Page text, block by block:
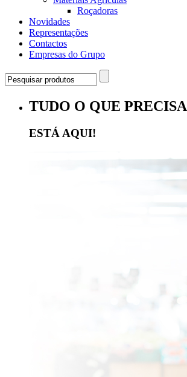
Roçadoras
Novidades
Representações
Contactos
Empresas do Grupo
TUDO O QUE PRECISA
ESTÁ AQUI!